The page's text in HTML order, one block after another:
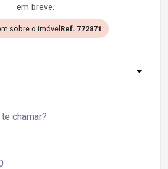
em breve.
sobre o imóvel Ref. 772871